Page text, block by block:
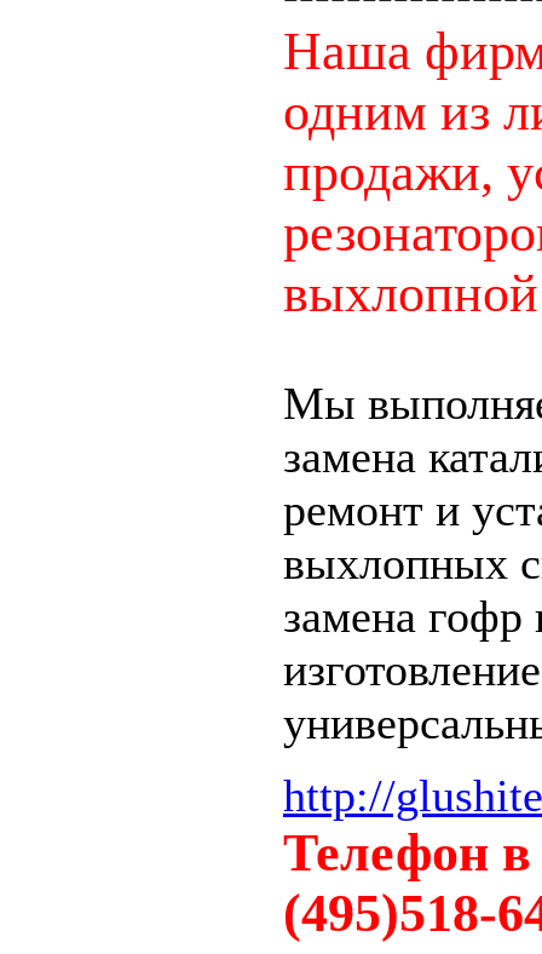
Наша
одним из
продажи,
Мы
замена
ремонт и
выхлопных
замена
http://
Телефон
(495)518-